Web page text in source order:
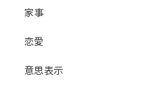
家事
恋愛
意思表示